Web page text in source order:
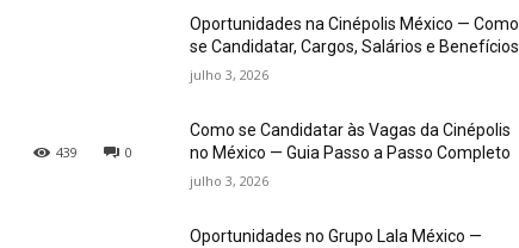
0
439
Oportunidades na Cinépolis México — Como
se Candidatar, Cargos, Salários e Benefícios
julho 3, 2026
Como se Candidatar às Vagas da Cinépolis
no México — Guia Passo a Passo Completo
julho 3, 2026
Oportunidades no Grupo Lala México —